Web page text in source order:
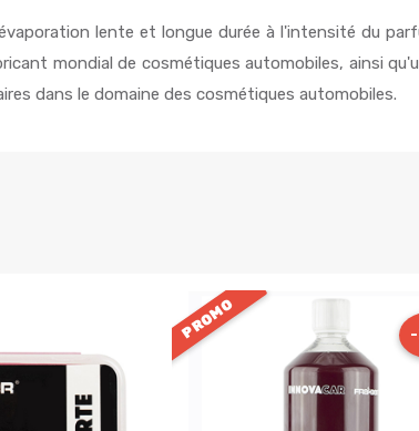
lente et longue durée à l'intensité du
mondial de cosmétiques automobiles, ainsi
dans le domaine des cosmétiques automobiles.
PROMO